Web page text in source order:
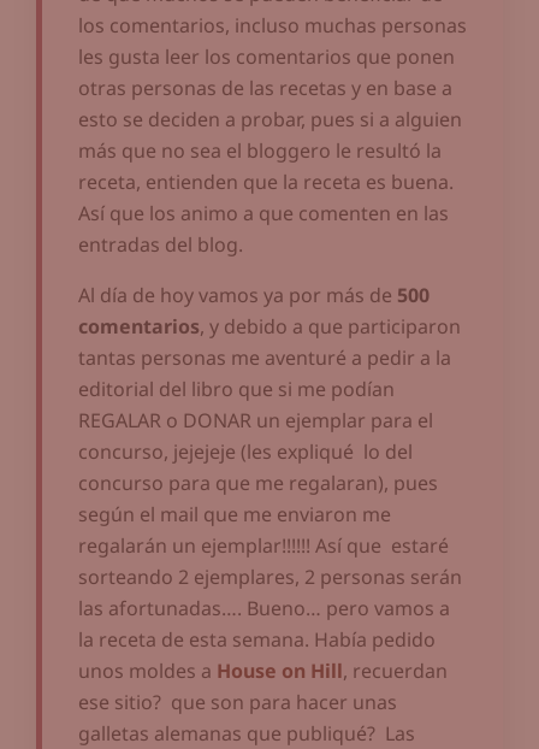
los comentarios, incluso muchas personas
les gusta leer los comentarios que ponen
otras personas de las recetas y en base a
esto se deciden a probar, pues si a alguien
más que no sea el bloggero le resultó la
receta, entienden que la receta es buena.
Así que los animo a que comenten en las
entradas del blog.
Al día de hoy vamos ya por más de 500
comentarios, y debido a que participaron
tantas personas me aventuré a pedir a la
editorial del libro que si me podían
REGALAR o DONAR un ejemplar para el
concurso, jejejeje (les expliqué lo del
concurso para que me regalaran), pues
según el mail que me enviaron me
regalarán un ejemplar!!!!!! Así que estaré
sorteando 2 ejemplares, 2 personas serán
las afortunadas…. Bueno… pero vamos a
la receta de esta semana. Había pedido
unos moldes a House on Hill, recuerdan
ese sitio? que son para hacer unas
galletas alemanas que publiqué? Las